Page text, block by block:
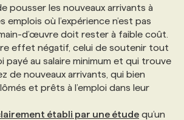
pousser les nouveaux arrivants à
emplois où l’expérience n’est pas
d’œuvre doit rester à faible coût.
effet négatif, celui de soutenir tout
payé au salaire minimum et qui trouve
de nouveaux arrivants, qui bien
et prêts à l’emploi dans leur
établi par une étude qu’un